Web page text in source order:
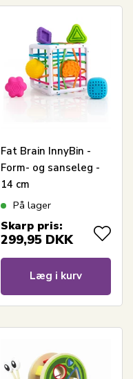
Fat Brain InnyBin -
Form- og sanseleg -
14 cm
På lager
Skarp pris:
299,95 DKK
Læg i kurv